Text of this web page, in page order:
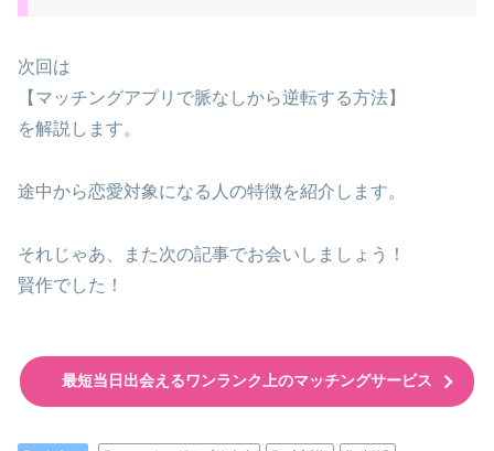
次回は
【マッチングアプリで脈なしから逆転する方法】
を解説します。
途中から恋愛対象になる人の特徴を紹介します。
それじゃあ、また次の記事でお会いしましょう！
賢作でした！
最短当日出会えるワンランク上のマッチングサービス